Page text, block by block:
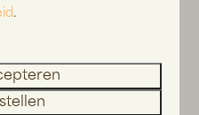
bezoekers
bij de historische
Walsdorf zich op
.